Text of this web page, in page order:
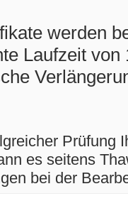
werden
Laufzeit
Prüfung
es seitens
bei der